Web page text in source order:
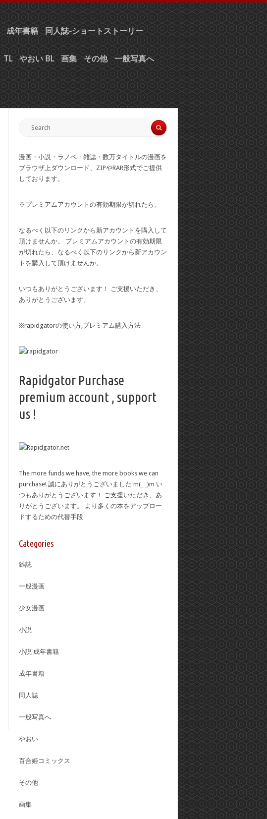
成年書籍 同人誌-ショートストーリー
TL やおい BL 画集 その他 一般写真へ
漫画・小説・ラノベ・雑誌・数万タイトルの漫画を
ブラウザ上ダウンロード、ZIPやRAR形式でご提供
しております。
※プレミアムアカウントの有効期限が切れたら、
なるべく以下のリンクから新アカウントを購入して
頂けませんか。 プレミアムアカウントの有効期限
が切れたら、なるべく以下のリンクから新アカウン
トを購入して頂けませんか。
いつもありがとうございます！ ご支援いただき、
ありがとうございます。
※rapidgatorの使い方,プレミアム購入方法
Rapidgator Purchase
premium account , support
us !
The more funds we have, the more books we can
purchase! 誠にありがとうございました m(_ _)m い
つもありがとうございます！ ご支援いただき、あ
りがとうございます。 より多くの本をアップロー
ドするための代替手段
Categories
雑誌
一般漫画
少女漫画
小説
小説 成年書籍
成年書籍
同人誌
一般写真へ
やおい
百合姫コミックス
その他
画集